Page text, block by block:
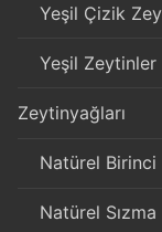
Yeşil Çizik
Yeşil Zeytinler
Zeytinyağları
Natürel Birinci
Natürel